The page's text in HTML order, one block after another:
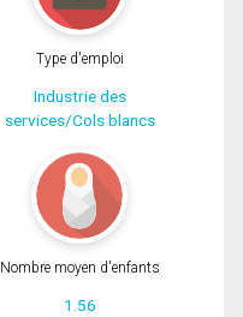
Type d'emploi
Industrie des
services/Cols blancs
Nombre moyen d'enfants
1.56